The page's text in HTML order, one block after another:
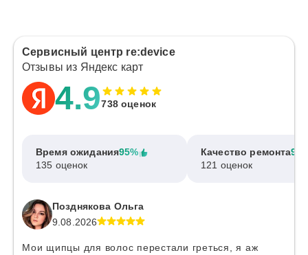
Сервисный центр re:device
Отзывы из Яндекс карт
4.9738 оценок
Время ожидания95%
135 оценок
Качество ремонта
121 оценок
Позднякова Ольга
9.08.2026
Мои щипцы для волос перестали греться, я аж